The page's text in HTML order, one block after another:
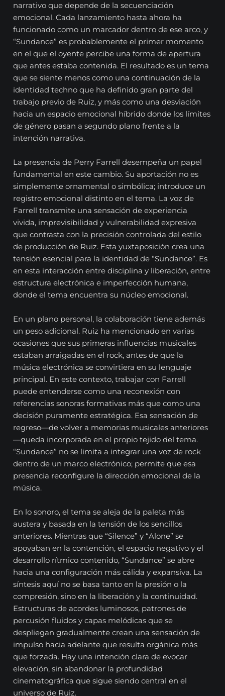
narrativo que depende de la secuenciación
emocional. Cada lanzamiento hasta ahora ha
funcionado como un marcador dentro de ese arco, y
“Sundance” es probablemente el primer momento
en el que el oyente percibe una forma de apertura
que antes estaba contenida. El resultado es un tema
que se siente menos como una continuación de la
identidad techno que ha definido gran parte del
trabajo previo de Ruiz, y más como una desviación
hacia un espacio emocional híbrido donde los límites
de género pasan a segundo plano frente a la
intención narrativa.
La presencia de Perry Farrell desempeña un papel
fundamental en este cambio. Su aportación no es
simplemente ornamental o simbólica; introduce un
registro emocional distinto en el tema. La voz de
Farrell transmite una sensación de experiencia
vivida, imprevisibilidad y vulnerabilidad expresiva
que contrasta con la precisión controlada del estilo
de producción de Ruiz. Esta yuxtaposición crea una
tensión esencial para la identidad de “Sundance”. Es
en esta interacción entre disciplina y liberación, entre
estructura electrónica e imperfección humana,
donde el tema encuentra su núcleo emocional.
En un plano personal, la colaboración tiene además
un peso adicional. Ruiz ha mencionado en varias
ocasiones que sus primeras influencias musicales
estaban arraigadas en el rock, antes de que la
música electrónica se convirtiera en su lenguaje
principal. En este contexto, trabajar con Farrell
puede entenderse como una reconexión con
referencias sonoras formativas más que como una
decisión puramente estratégica. Esa sensación de
regreso—de volver a memorias musicales anteriores
—queda incorporada en el propio tejido del tema.
“Sundance” no se limita a integrar una voz de rock
dentro de un marco electrónico; permite que esa
presencia reconfigure la dirección emocional de la
música.
En lo sonoro, el tema se aleja de la paleta más
austera y basada en la tensión de los sencillos
anteriores. Mientras que “Silence” y “Alone” se
apoyaban en la contención, el espacio negativo y el
desarrollo rítmico contenido, “Sundance” se abre
hacia una configuración más cálida y expansiva. La
síntesis aquí no se basa tanto en la presión o la
compresión, sino en la liberación y la continuidad.
Estructuras de acordes luminosos, patrones de
percusión fluidos y capas melódicas que se
despliegan gradualmente crean una sensación de
impulso hacia adelante que resulta orgánica más
que forzada. Hay una intención clara de evocar
elevación, sin abandonar la profundidad
cinematográfica que sigue siendo central en el
universo de Ruiz.